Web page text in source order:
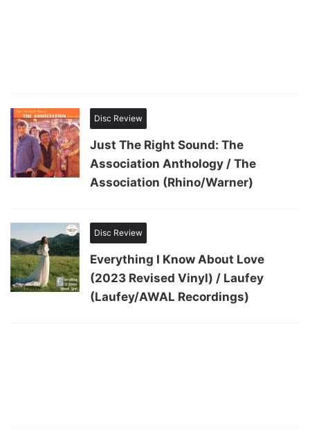
Disc Review
Just The Right Sound: The
Association Anthology / The
Association (Rhino/Warner)
Disc Review
Everything I Know About Love
(2023 Revised Vinyl) / Laufey
(Laufey/AWAL Recordings)